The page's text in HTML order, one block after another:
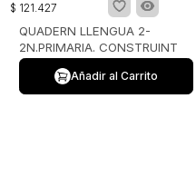
$ 121.427
QUADERN LLENGUA 2-
2N.PRIMARIA. CONSTRUINT
MONS. VALENCIA 2023
Añadir al Carrito